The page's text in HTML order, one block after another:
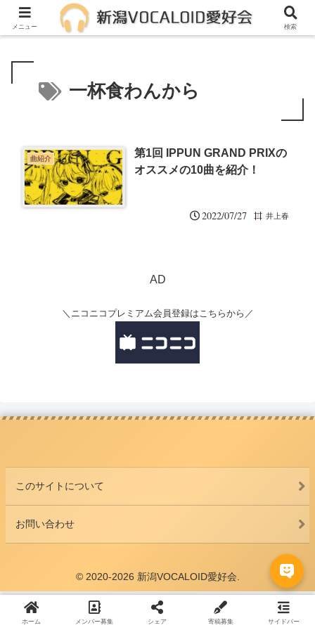
メンバー募集中！一緒に活動しませんか？
一杯食わんから
曲紹介
第1回 IPPUN GRAND PRIXの
オススメの10曲を紹介！
2022/07/27 井上春
AD
＼ニコニコプレミアム会員登録はこちらから／
このサイトについて
お問い合わせ
© 2020-2026 新潟VOCALOID愛好会.
メニュー 検索
ホーム メンバー募集 シェア 寄稿募集 サイドバー